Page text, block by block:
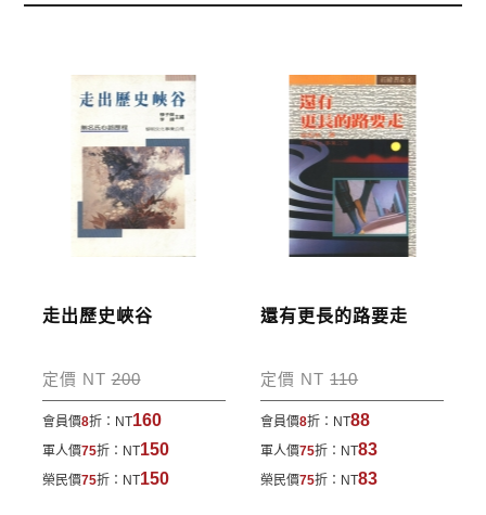
五碼，並於三日內完成匯款，以利核銷作業。
劃撥單，匯款者大名請填寫跟訂購者大名一致，以利
核銷作業。
完成訂購
訂購完成後，可至會員專區查詢「我的訂單」，查詢
訂單處理的狀態。
運費說明:
包裹運送，一律免運費；899元以下須自付80元運
費。外文書籍將由專人估價
，訂購後48小時內回覆運
走出歷史峽谷
定價 NT200
會員價8折： NT160
軍人價75折： NT150
榮民價75折： NT150
還有更長的路要走
定價 NT110
會員價8折： NT88
軍人價75折： NT83
榮民價75折： NT83